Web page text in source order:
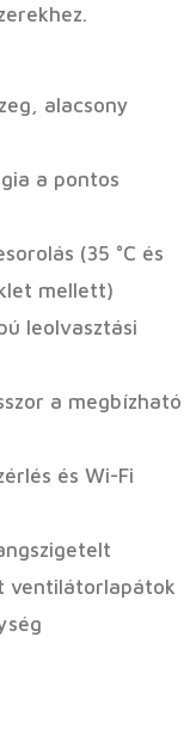
alacsony
a pontos
(35 °C és
mellett)
leolvasztási
a megbízható
és Wi-Fi
ventilátorlapátok